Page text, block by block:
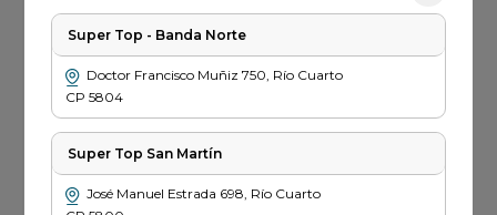
Super Top - Banda Norte
Doctor Francisco Muñiz 750, Río Cuarto
CP5804
Super Top San Martín
José Manuel Estrada 698, Río Cuarto
cargar
la
información
de
COFFEE MATE
Cafe Coffee Mate
Doy Pack x 170gr
5949
PRECIO SIN IMPUESTOS
NACIONALES $ 4917